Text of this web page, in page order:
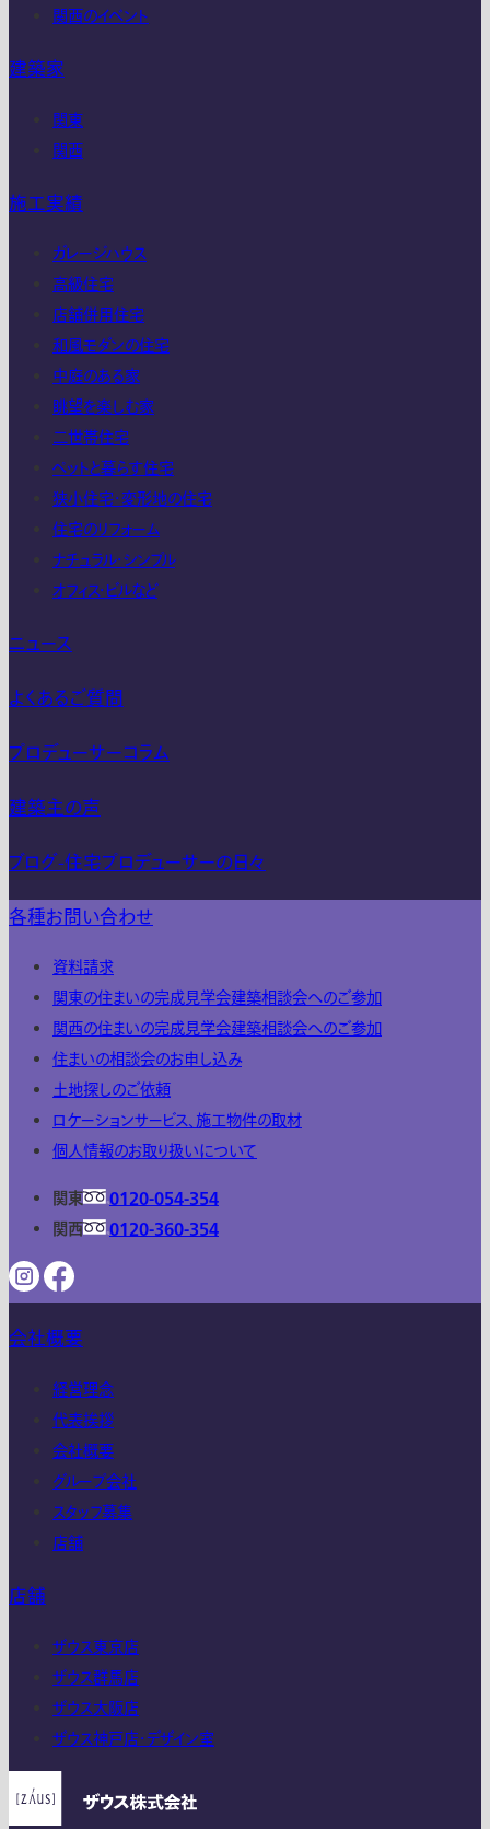
関西のイベント
建築家
関東
関西
施工実績
ガレージハウス
高級住宅
店舗併用住宅
和風モダンの住宅
中庭のある家
眺望を楽しむ家
二世帯住宅
ペットと暮らす住宅
狭小住宅・変形地の住宅
住宅のリフォーム
ナチュラル・シンプル
オフィス・ビルなど
ニュース
よくあるご質問
プロデューサーコラム
建築主の声
ブログ-住宅プロデューサーの日々
各種お問い合わせ
資料請求
関東の住まいの完成見学会建築相談会へのご参加
関西の住まいの完成見学会建築相談会へのご参加
住まいの相談会のお申し込み
土地探しのご依頼
ロケーションサービス、施工物件の取材
個人情報のお取り扱いについて
関東
0120-054-354
関西
0120-360-354
会社概要
経営理念
代表挨拶
会社概要
グループ会社
スタッフ募集
店舗
店舗
ザウス東京店
ザウス群馬店
ザウス大阪店
ザウス神戸店・デザイン室